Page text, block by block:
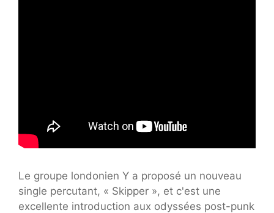
Le groupe londonien Y a proposé un nouveau
single percutant, « Skipper », et c'est une
excellente introduction aux odyssées post-punk